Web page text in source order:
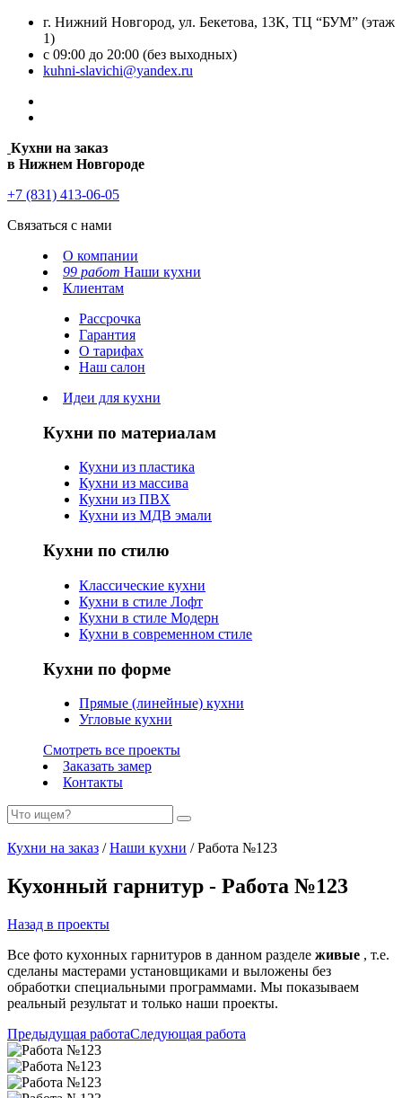
г. Нижний Новгород, ул. Бекетова, 13К, ТЦ “БУМ” (этаж
1)
с 09:00 до 20:00 (без выходных)
kuhni-slavichi@yandex.ru
Кухни на заказ
в Нижнем Новгороде
+7 (831) 413-06-05
Связаться с нами
О компании
99 работ Наши кухни
Клиентам
Рассрочка
Гарантия
О тарифах
Наш салон
Идеи для кухни
Кухни по материалам
Кухни из пластика
Кухни из массива
Кухни из ПВХ
Кухни из МДВ эмали
Кухни по стилю
Классические кухни
Кухни в стиле Лофт
Кухни в стиле Модерн
Кухни в современном стиле
Кухни по форме
Прямые (линейные) кухни
Угловые кухни
Смотреть все проекты
Заказать замер
Контакты
Кухни на заказ /Наши кухни / Работа №123
Кухонный гарнитур - Работа №123
Назад в проекты
Все фото кухонных гарнитуров в данном разделе живые , т.е.
сделаны мастерами установщиками и выложены без
обработки специальными программами. Мы показываем
реальный результат и только наши проекты.
Предыдущая работаСледующая работа